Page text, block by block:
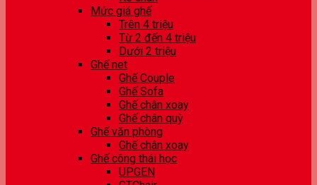
Mức giá ghế
Trên 4 triệu
Từ 2 đến 4 triệu
Dưới 2 triệu
Ghế net
Ghế Couple
Ghế Sofa
Ghế chân xoay
Ghế chân quỳ
Ghế văn phòng
Ghế chân xoay
Ghế công thái học
UPGEN